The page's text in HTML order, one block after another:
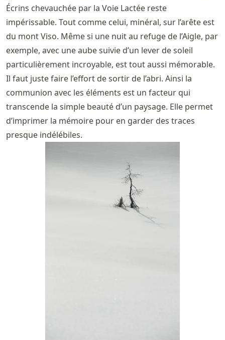
Écrins chevauchée par la Voie Lactée reste
impérissable. Tout comme celui, minéral, sur l’arête est
du mont Viso. Même si une nuit au refuge de l’Aigle, par
exemple, avec une aube suivie d’un lever de soleil
particulièrement incroyable, est tout aussi mémorable.
Il faut juste faire l’effort de sortir de l’abri. Ainsi la
communion avec les éléments est un facteur qui
transcende la simple beauté d’un paysage. Elle permet
d’imprimer la mémoire pour en garder des traces
presque indélébiles.